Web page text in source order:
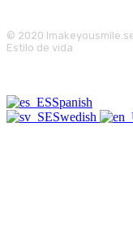
© 2020
Estilo de vida
Spanish
Swedish